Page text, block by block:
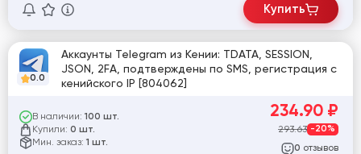
Купить
0.0
Аккаунты Telegram из Кении: TDATA, SESSION,
JSON, 2FA, подтверждены по SMS, регистрация с
кенийского IP [804062]
В наличии: 100 шт.
Купили: 0 шт.
Мин. заказ: 1 шт.
234.90 ₽
293.63 -20%
0 отзывов